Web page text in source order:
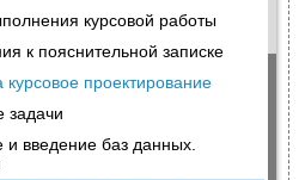
курсовой работы
к пояснительной записке
проектирование
задачи
и введение баз данных.